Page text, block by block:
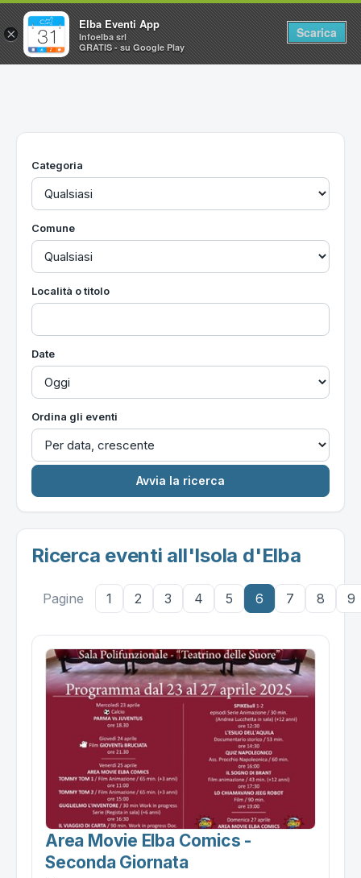
Home
Utilità
Categoria
Comune
Località o titolo
Date
Ordina gli eventi
Ricerca eventi all'Isola d'Elba
Pagine 1 2 3 4 5 6 7 8 9
Area Movie Elba Comics -
Seconda Giornata
×
Elba Eventi App
Infoelba srl
GRATIS - su Google Play
Scarica